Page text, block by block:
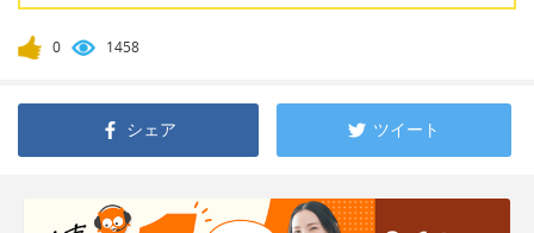
0 1458
シェア ツイート